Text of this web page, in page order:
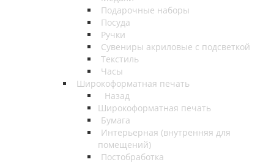
Подарочные наборы
Посуда
Ручки
Сувениры акриловые с подсветкой
Текстиль
Часы
Широкоформатная печать
Назад
Широкоформатная печать
Бумага
Интерьерная (внутренняя для
помещений)
Постобработка